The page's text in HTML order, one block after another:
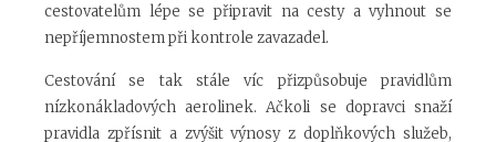
cestovatelům lépe se připravit na cesty a vyhnout se
nepříjemnostem při kontrole zavazadel.
Cestování se tak stále víc přizpůsobuje pravidlům
nízkonákladových aerolinek. Ačkoli se dopravci snaží
pravidla zpřísnit a zvýšit výnosy z doplňkových služeb,